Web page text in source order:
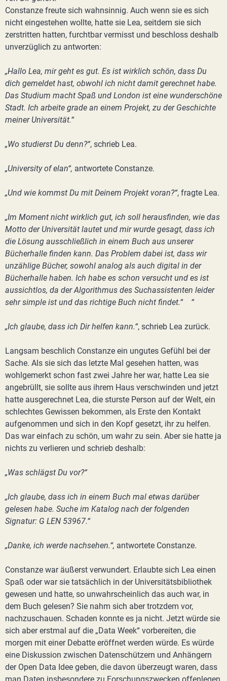
Constanze freute sich wahnsinnig. Auch wenn sie es sich
nicht eingestehen wollte, hatte sie Lea, seitdem sie sich
zerstritten hatten, furchtbar vermisst und beschloss deshalb
unverzüglich zu antworten:
„Hallo Lea, mir geht es gut. Es ist wirklich schön, dass Du
dich gemeldet hast, obwohl ich nicht damit gerechnet habe.
Das Studium macht Spaß und London ist eine wunderschöne
Stadt. Ich arbeite grade an einem Projekt, zu der Geschichte
meiner Universität.“
„Wo studierst Du denn?“, schrieb Lea.
„University of elan“, antwortete Constanze.
„Und wie kommst Du mit Deinem Projekt voran?“, fragte Lea.
„Im Moment nicht wirklich gut, ich soll herausfinden, wie das
Motto der Universität lautet und mir wurde gesagt, dass ich
die Lösung ausschließlich in einem Buch aus unserer
Bücherhalle finden kann. Das Problem dabei ist, dass wir
unzählige Bücher, sowohl analog als auch digital in der
Bücherhalle haben. Ich habe es schon versucht und es ist
aussichtlos, da der Algorithmus des Suchassistenten leider
sehr simple ist und das richtige Buch nicht findet.“ “
„Ich glaube, dass ich Dir helfen kann.“, schrieb Lea zurück.
Langsam beschlich Constanze ein ungutes Gefühl bei der
Sache. Als sie sich das letzte Mal gesehen hatten, was
wohlgemerkt schon fast zwei Jahre her war, hatte Lea sie
angebrüllt, sie sollte aus ihrem Haus verschwinden und jetzt
hatte ausgerechnet Lea, die sturste Person auf der Welt, ein
schlechtes Gewissen bekommen, als Erste den Kontakt
aufgenommen und sich in den Kopf gesetzt, ihr zu helfen.
Das war einfach zu schön, um wahr zu sein. Aber sie hatte ja
nichts zu verlieren und schrieb deshalb:
„Was schlägst Du vor?“
„Ich glaube, dass ich in einem Buch mal etwas darüber
gelesen habe. Suche im Katalog nach der folgenden
Signatur: G LEN 53967.“
„Danke, ich werde nachsehen.“, antwortete Constanze.
Constanze war äußerst verwundert. Erlaubte sich Lea einen
Spaß oder war sie tatsächlich in der Universitätsbibliothek
gewesen und hatte, so unwahrscheinlich das auch war, in
dem Buch gelesen? Sie nahm sich aber trotzdem vor,
nachzuschauen. Schaden konnte es ja nicht. Jetzt würde sie
sich aber erstmal auf die „Data Week“ vorbereiten, die
morgen mit einer Debatte eröffnet werden würde. Es würde
eine Diskussion zwischen Datenschützern und Anhängern
der Open Data Idee geben, die davon überzeugt waren, dass